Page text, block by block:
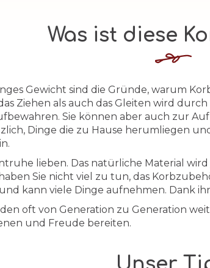
Was ist diese
Gewicht sind die Gründe, warum
Ziehen als auch das Gleiten wird
Sie können aber auch zur
Dinge die zu Hause herumliegen
lieben. Das natürliche Material
Sie nicht viel zu tun, das
kann viele Dinge aufnehmen. Dank
oft von Generation zu Generation
und Freude bereiten.